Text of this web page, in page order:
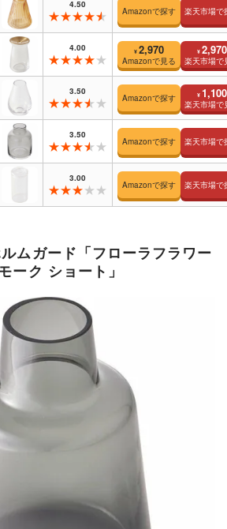
4.50
Amazonで探す 楽天市場で
4.00 ¥ 2,970
Amazonで見る
¥ 2,970
楽天市場で
3.50
Amazonで探す ¥ 1,100
楽天市場で
3.50
Amazonで探す 楽天市場で
3.00
Amazonで探す 楽天市場で
ルムガード「フローラフラワー
ーク ショート」